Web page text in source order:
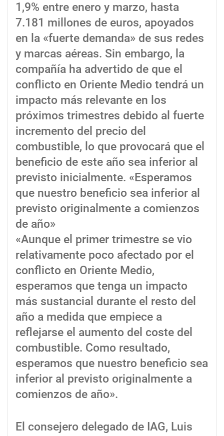
1,9% entre enero y marzo, hasta
7.181 millones de euros, apoyados
en la «fuerte demanda» de sus redes
y marcas aéreas. Sin embargo, la
compañía ha advertido de que el
conflicto en Oriente Medio tendrá un
impacto más relevante en los
próximos trimestres debido al fuerte
incremento del precio del
combustible, lo que provocará que el
beneficio de este año sea inferior al
previsto inicialmente. «Esperamos
que nuestro beneficio sea inferior al
previsto originalmente a comienzos
de año»
«Aunque el primer trimestre se vio
relativamente poco afectado por el
conflicto en Oriente Medio,
esperamos que tenga un impacto
más sustancial durante el resto del
año a medida que empiece a
reflejarse el aumento del coste del
combustible. Como resultado,
esperamos que nuestro beneficio sea
inferior al previsto originalmente a
comienzos de año».
El consejero delegado de IAG, Luis